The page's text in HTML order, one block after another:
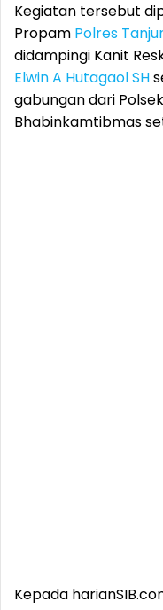
Kegiatan tersebut
Propam Polres
didampingi Kanit
Elwin A Hutagaol SH
gabungan dari
Bhabinkamtibmas
Kepada